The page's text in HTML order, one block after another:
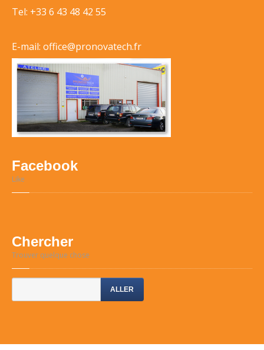
Tel: +33 6 43 48 42 55
E-mail: office@pronovatech.fr
Facebook
Like
Chercher
Trouver quelque chose
ALLER